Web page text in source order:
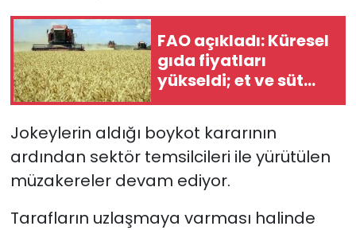
FAO açıkladı: Küresel
gıda fiyatları
yükseldi; et ve süt
ürünlerindeki
Jokeylerin aldığı boykot kararının
ardından sektör temsilcileri ile yürütülen
müzakereler devam ediyor.
Tarafların uzlaşmaya varması halinde